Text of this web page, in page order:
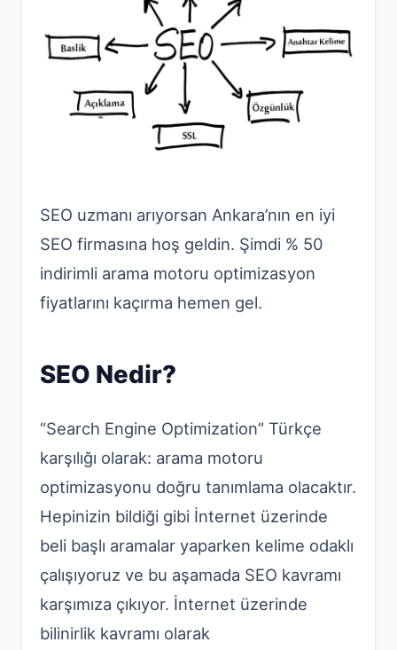
SEO uzmanı arıyorsan Ankara’nın en iyi
SEO firmasına hoş geldin. Şimdi % 50
indirimli arama motoru optimizasyon
fiyatlarını kaçırma hemen gel.
SEO Nedir?
“Search Engine Optimization” Türkçe
karşılığı olarak: arama motoru
optimizasyonu doğru tanımlama olacaktır.
Hepinizin bildiği gibi İnternet üzerinde
beli başlı aramalar yaparken kelime odaklı
çalışıyoruz ve bu aşamada SEO kavramı
karşımıza çıkıyor. İnternet üzerinde
bilinirlik kavramı olarak